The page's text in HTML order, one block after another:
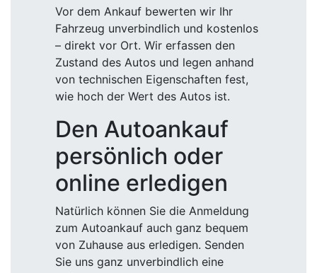
Vor dem Ankauf bewerten wir Ihr
Fahrzeug unverbindlich und kostenlos
– direkt vor Ort. Wir erfassen den
Zustand des Autos und legen anhand
von technischen Eigenschaften fest,
wie hoch der Wert des Autos ist.
Den Autoankauf
persönlich oder
online erledigen
Natürlich können Sie die Anmeldung
zum Autoankauf auch ganz bequem
von Zuhause aus erledigen. Senden
Sie uns ganz unverbindlich eine